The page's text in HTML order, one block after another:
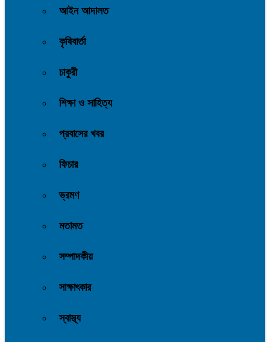
আইন আদালত
কৃষিবার্তা
চাকুরী
শিক্ষা ও সাহিত্য
প্রবাসের খবর
ফিচার
ভ্রমণ
মতামত
সম্পাদকীয়
সাক্ষাৎকার
স্বাস্থ্য